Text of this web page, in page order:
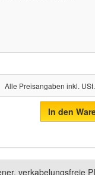
Alle Preisangaben inkl.
In den
verkabelungsfreie